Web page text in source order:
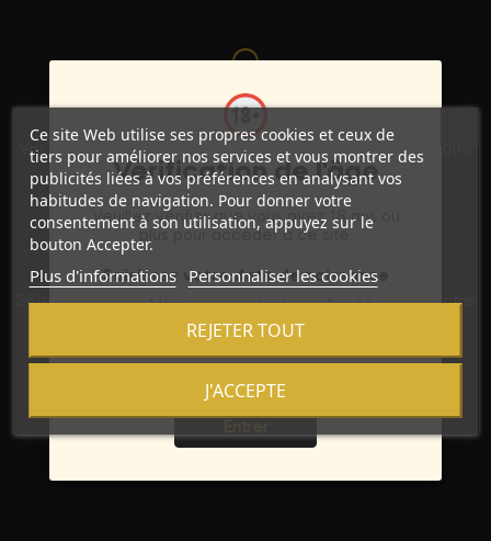
Vos commandes sont expédiées dans un emballage neutre
pour garantir votre vie privée.
Qualité Premium
Sélection rigoureuse de produits haut de gamme pour votre
entière satisfaction.
Achats Sécurisés
Ce site Web utilise ses propres cookies et ceux de
tiers pour améliorer nos services et vous montrer des
publicités liées à vos préférences en analysant vos
habitudes de navigation. Pour donner votre
consentement à son utilisation, appuyez sur le
bouton Accepter.
Plus d'informations Personnaliser les cookies
REJETER TOUT
J'ACCEPTE
Vérification de l'âge
Veuillez vérifier que vous avez 18 ans ou
plus pour accéder à ce site.
Saisissez votre date de naissance
Mois
Jour Année
Sortie